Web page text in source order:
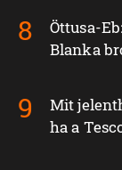
Öttusa-
Blanka
Mit
ha a